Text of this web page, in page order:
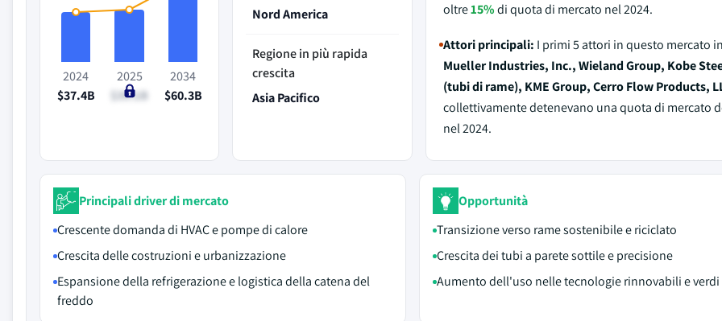
2024
$37.4B
2025
$39.1B
2034
$60.3B
Nord America
Regione in più rapida
crescita
Asia Pacifico
oltre15%di quota di mercato nel 2024.
Attori principali: I primi 5 attori in questo mercato
Mueller Industries, Inc., Wieland Group, Kobe
(tubi di rame), KME Group, Cerro Flow Products,
collettivamente detenevano una quota di mercato
nel 2024.
Principali driver di mercato
Crescente domanda di HVAC e pompe di calore
Crescita delle costruzioni e urbanizzazione
Espansione della refrigerazione e logistica della catena del
freddo
Opportunità
Transizione verso rame sostenibile e riciclato
Crescita dei tubi a parete sottile e precisione
Aumento dell'uso nelle tecnologie rinnovabili e verdi